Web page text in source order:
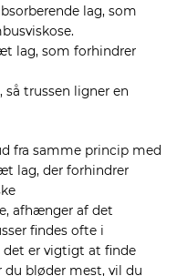
lag, som
lag, som forhindrer
trussen ligner en
fra samme princip med
lag, der forhindrer
afhænger af det
findes ofte i
det er vigtigt at finde
du bløder mest, vil du